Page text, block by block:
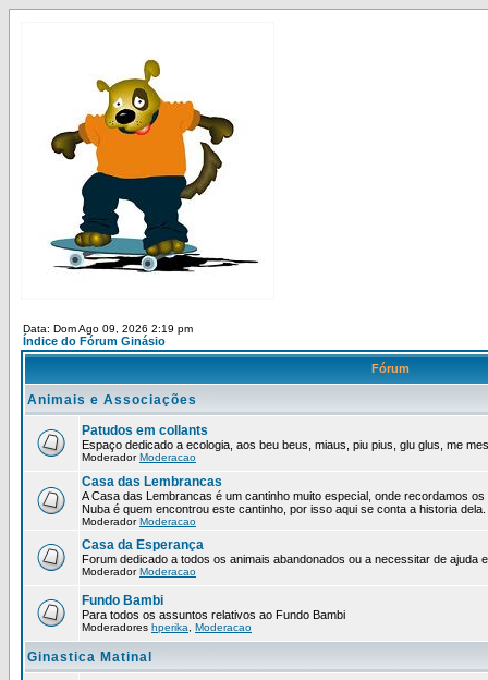
Data: Dom Ago 09, 2026 2:19 pm
Índice do Fórum Ginásio
Fórum
Animais e Associações
Patudos em collants
Espaço dedicado a ecologia, aos beu beus, miaus, piu pius, glu glus, me
ModeradorModeracao
Casa das Lembrancas
A Casa das Lembrancas é um cantinho muito especial, onde recordamos
Nuba é quem encontrou este cantinho, por isso aqui se conta a historia dela.
ModeradorModeracao
Casa da Esperança
Forum dedicado a todos os animais abandonados ou a necessitar de ajuda
ModeradorModeracao
Fundo Bambi
Para todos os assuntos relativos ao Fundo Bambi
Moderadores hperika Moderacao
Ginastica Matinal